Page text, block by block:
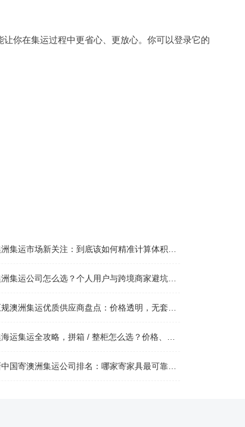
你在集运过程中更省心、更放心。你可以登录它的
集运市场新关注：到底该如何精准计算体积重？
集运公司怎么选？个人用户与跨境商家避坑全攻略
澳洲集运优质供应商盘点：价格透明，无套路不踩坑
集运全攻略，拼箱 / 整柜怎么选？价格、时效、避坑指南
寄澳洲集运公司排名：哪家寄家具最可靠且性价比高？